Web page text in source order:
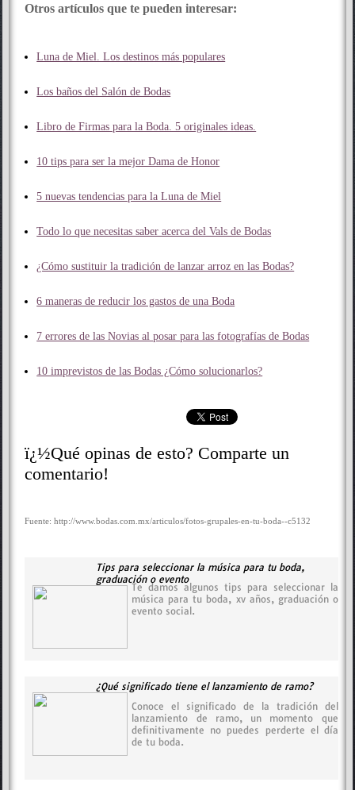
Otros artículos que te pueden interesar:
Luna de Miel. Los destinos más populares
Los baños del Salón de Bodas
Libro de Firmas para la Boda. 5 originales ideas.
10 tips para ser la mejor Dama de Honor
5 nuevas tendencias para la Luna de Miel
Todo lo que necesitas saber acerca del Vals de Bodas
¿Cómo sustituir la tradición de lanzar arroz en las Bodas?
6 maneras de reducir los gastos de una Boda
7 errores de las Novias al posar para las fotografías de Bodas
10 imprevistos de las Bodas ¿Cómo solucionarlos?
ï¿½Qué opinas de esto? Comparte un
comentario!
Fuente: http://www.bodas.com.mx/articulos/fotos-grupales-en-tu-boda--c5132
Tips para seleccionar la música para tu boda,
graduación o evento
Te damos algunos tips para seleccionar la
música para tu boda, xv años, graduación o
evento social.
¿Qué significado tiene el lanzamiento de ramo?
Conoce el significado de la tradición del
lanzamiento de ramo, un momento que
definitivamente no puedes perderte el día
de tu boda.